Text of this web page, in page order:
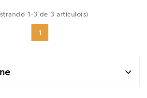
1-3 de 3 artículo(s)
1